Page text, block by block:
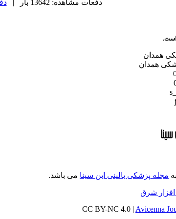
دفعات مشاهده: 13642 بار |
است.
همدان
همدان
مجله پزشکی بالینی ابن سینا می باشد.
افزار شرق
Avicenna